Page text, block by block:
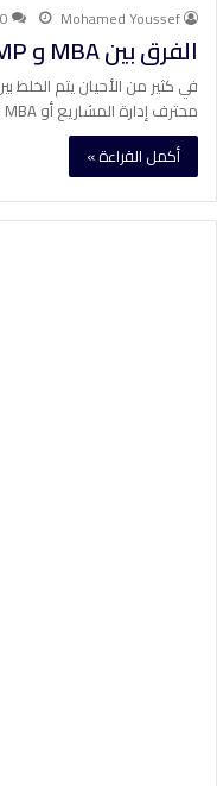
Mohamed Youssef
0
الفرق بين MBA و PMP – الجزء الأول
في كثير من الأحيان يتم الخلط
محترف إدارة المشاريع أو MBA و PMP…
أكمل القراءة »